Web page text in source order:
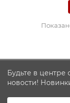
Будьте в
новости!